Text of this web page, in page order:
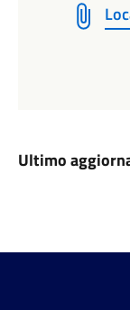
Ultimo